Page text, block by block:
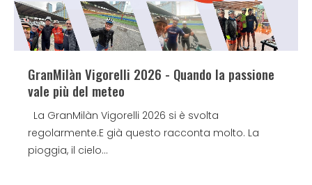
GranMilàn Vigorelli 2026 - Quando la passione
vale più del meteo
La GranMilàn Vigorelli 2026 si è svolta
regolarmente.E già questo racconta molto. La
pioggia, il cielo...